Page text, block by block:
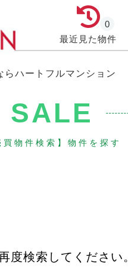
最近見た物件
0
ハートフルマンション
SALE
買物件検索】物件を探す
度検索してください